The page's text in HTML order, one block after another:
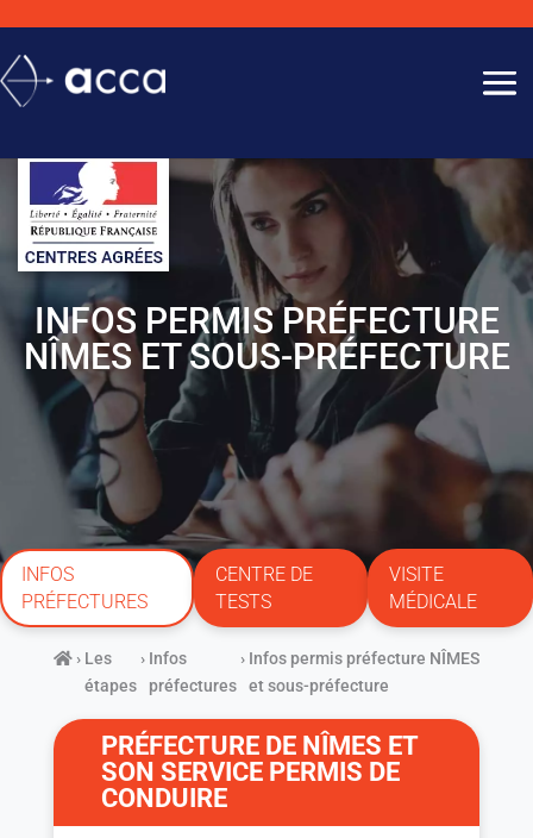
INFOS PERMIS PRÉFECTURE
NÎMES ET SOUS-PRÉFECTURE
INFOS
PRÉFECTURES
CENTRE DE
TESTS
VISITE
MÉDICALE
› Les
étapes
› Infos
préfectures
› Infos permis préfecture NÎMES
et sous-préfecture
PRÉFECTURE DE NÎMES ET
SON SERVICE PERMIS DE
CONDUIRE